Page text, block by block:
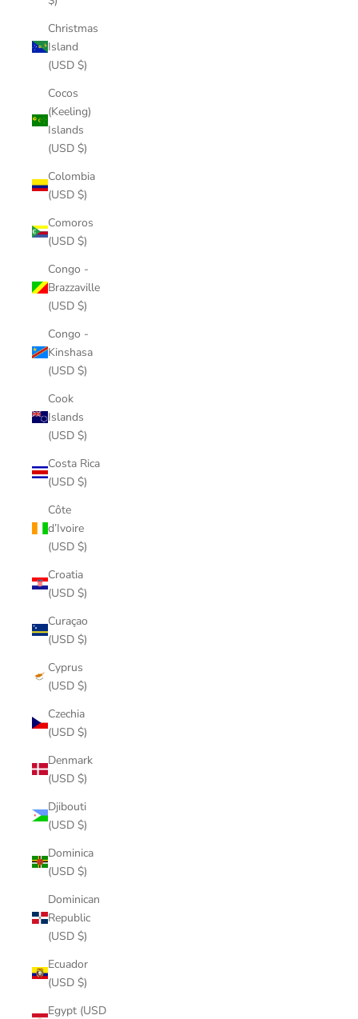
Christmas
Island
(USD $)
Cocos
(Keeling)
Islands
(USD $)
Colombia
(USD $)
Comoros
(USD $)
Congo -
Brazzaville
(USD $)
Congo -
Kinshasa
(USD $)
Cook
Islands
(USD $)
Costa Rica
(USD $)
Côte
d’Ivoire
(USD $)
Croatia
(USD $)
Curaçao
(USD $)
Cyprus
(USD $)
Czechia
(USD $)
Denmark
(USD $)
Djibouti
(USD $)
Dominica
(USD $)
Dominican
Republic
(USD $)
Ecuador
(USD $)
Egypt (USD